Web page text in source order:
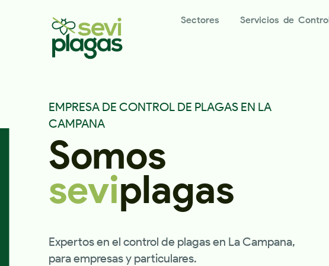
Sectores Servicios de
EMPRESA DE CONTROL DE PLAGAS EN LA
CAMPANA
Somos
seviplagas
Expertos en el control de plagas en La Campana,
para empresas y particulares.